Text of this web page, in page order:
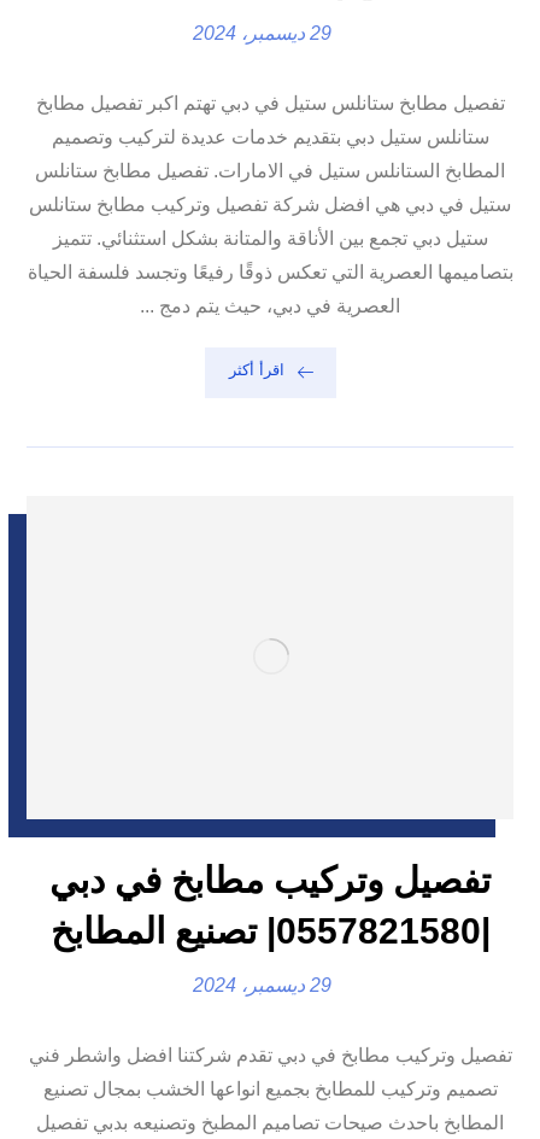
29 ديسمبر، 2024
تفصيل مطابخ ستانلس ستيل في دبي تهتم اكبر تفصيل مطابخ
ستانلس ستيل دبي بتقديم خدمات عديدة لتركيب وتصميم
المطابخ الستانلس ستيل في الامارات. تفصيل مطابخ ستانلس
ستيل في دبي هي افضل شركة تفصيل وتركيب مطابخ ستانلس
ستيل دبي تجمع بين الأناقة والمتانة بشكل استثنائي. تتميز
بتصاميمها العصرية التي تعكس ذوقًا رفيعًا وتجسد فلسفة الحياة
العصرية في دبي، حيث يتم دمج ...
اقرأ أكثر
تفصيل وتركيب مطابخ في دبي
29 ديسمبر، 2024
تفصيل وتركيب مطابخ في دبي تقدم شركتنا افضل واشطر فني
تصميم وتركيب للمطابخ بجميع انواعها الخشب بمجال تصنيع
المطابخ باحدث صيحات تصاميم المطبخ وتصنيعه بدبي تفصيل